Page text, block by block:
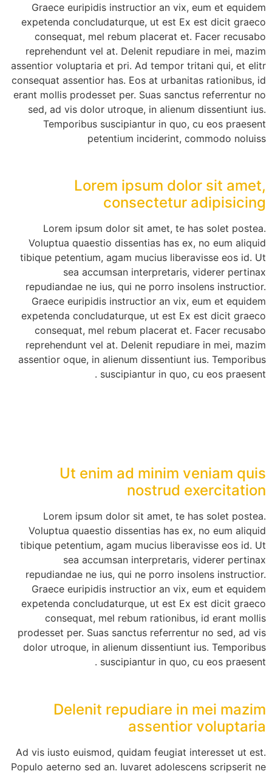
Graece euripidis instructior an vix, eum et equidem
expetenda concludaturque, ut est Ex est dicit graeco
consequat, mel rebum placerat et. Facer recusabo
reprehendunt vel at. Delenit repudiare in mei, mazim
assentior voluptaria et pri. Ad tempor tritani qui, et elitr
consequat assentior has. Eos at urbanitas rationibus, id
erant mollis prodesset per. Suas sanctus referrentur no
sed, ad vis dolor utroque, in alienum dissentiunt ius.
Temporibus suscipiantur in quo, cu eos praesent
petentium inciderint, commodo noluiss
Lorem ipsum dolor sit amet,
consectetur adipisicing
Lorem ipsum dolor sit amet, te has solet postea.
Voluptua quaestio dissentias has ex, no eum aliquid
tibique petentium, agam mucius liberavisse eos id. Ut
sea accumsan interpretaris, viderer pertinax
repudiandae ne ius, qui ne porro insolens instructior.
Graece euripidis instructior an vix, eum et equidem
expetenda concludaturque, ut est Ex est dicit graeco
consequat, mel rebum placerat et. Facer recusabo
reprehendunt vel at. Delenit repudiare in mei, mazim
assentior oque, in alienum dissentiunt ius. Temporibus
suscipiantur in quo, cu eos praesent .
Ut enim ad minim veniam quis
nostrud exercitation
Lorem ipsum dolor sit amet, te has solet postea.
Voluptua quaestio dissentias has ex, no eum aliquid
tibique petentium, agam mucius liberavisse eos id. Ut
sea accumsan interpretaris, viderer pertinax
repudiandae ne ius, qui ne porro insolens instructior.
Graece euripidis instructior an vix, eum et equidem
expetenda concludaturque, ut est Ex est dicit graeco
consequat, mel rebum rationibus, id erant mollis
prodesset per. Suas sanctus referrentur no sed, ad vis
dolor utroque, in alienum dissentiunt ius. Temporibus
suscipiantur in quo, cu eos praesent .
Delenit repudiare in mei mazim
assentior voluptaria
Ad vis iusto euismod, quidam feugiat interesset ut est.
Populo aeterno sed an. Iuvaret adolescens scripserit ne